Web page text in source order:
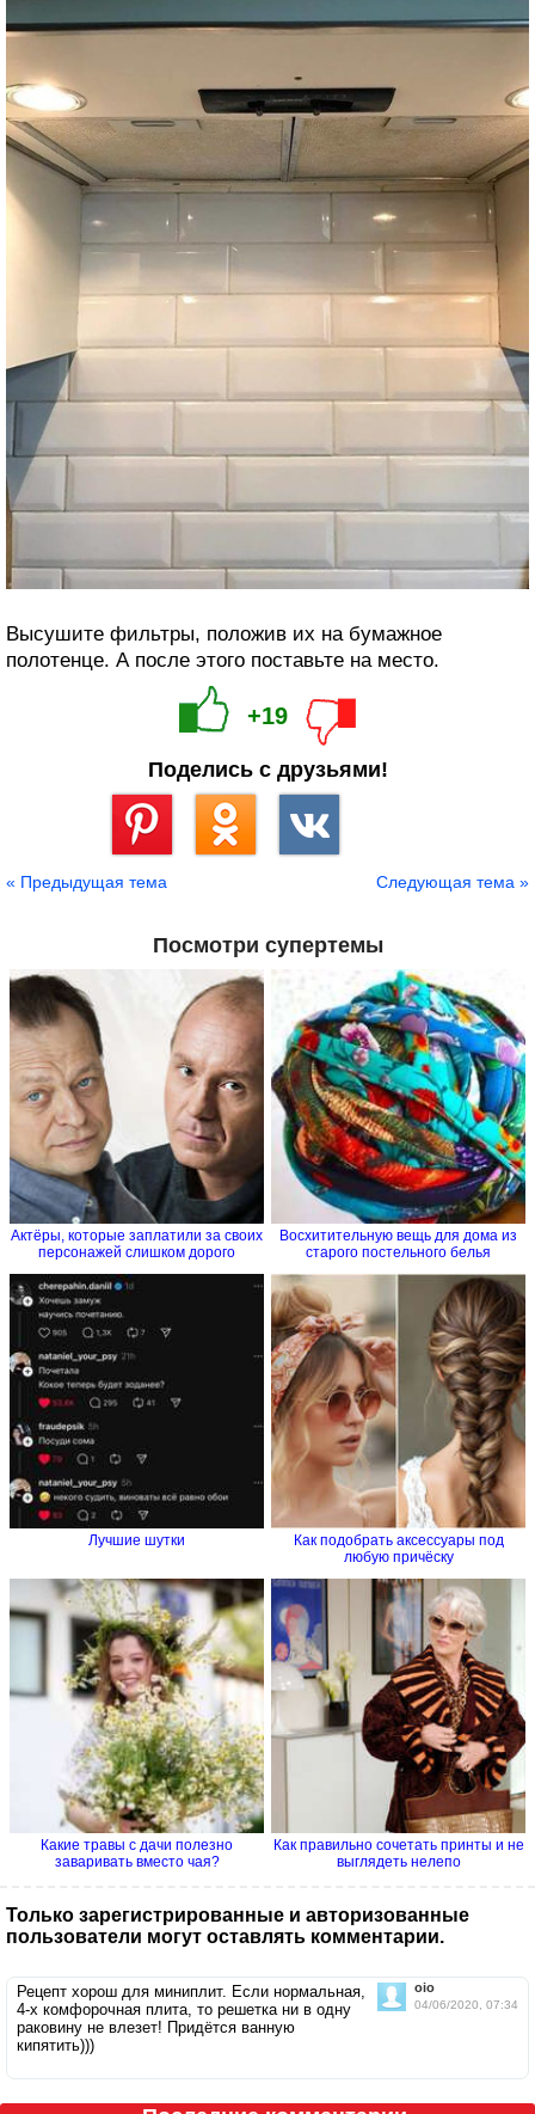
Высушите фильтры, положив их на бумажное
полотенце. А после этого поставьте на место.
+19
Поделись с друзьями!
« Предыдущая тема Следующая тема »
Посмотри супертемы
Актёры, которые заплатили за своих
персонажей слишком дорого
Восхитительную вещь для дома из
старого постельного белья
Лучшие шутки
Как подобрать аксессуары под
любую причёску
Какие травы с дачи полезно
заваривать вместо чая?
Как правильно сочетать принты и не
выглядеть нелепо
Только зарегистрированные и авторизованные
пользователи могут оставлять комментарии.
oio
04/06/2020, 07:34
Рецепт хорош для миниплит. Если нормальная,
4-х комфорочная плита, то решетка ни в одну
раковину не влезет! Придётся ванную
кипятить)))